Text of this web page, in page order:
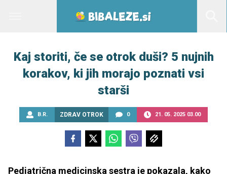
Kaj storiti, če se otrok duši? 5 nujnih
korakov, ki jih morajo poznati vsi
starši
B.R. ZDRAV OTROK 0 21. 05. 2025 03.00
Pediatrična medicinska sestra je pokazala, kako